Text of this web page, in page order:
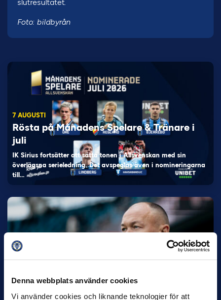
Denna webbplats använder cookies
Vi använder cookies och liknande teknologier för att
slutresultatet.
Foto: bildbyrån
7 AUGUSTI
Rösta på Månadens Spelare & Tränare i
juli
IK Sirius fortsätter att sätta tonen i Allsvenskan med sin
överlägsna serieledning. Det avspeglas även i nomineringarna
till…
Joachim Björklund tar över IFK Göteborg